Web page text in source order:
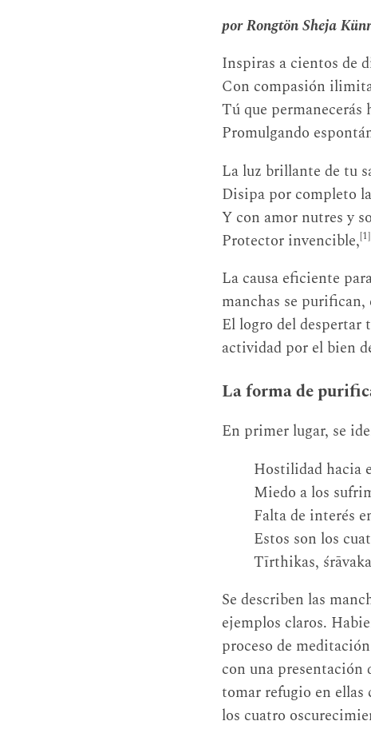
por Rongtön Sheja
Inspiras a cientos de
Con compasión
Tú que
Promulgando
La luz brillante de tu
Disipa por completo
Y con amor nutres y
Protector invencible,[1]
La causa eficiente
manchas se purifican,
El logro del despertar
actividad por el bien
La forma de
En primer lugar, se
Hostilidad hacia
Miedo a los
Falta de interés
Estos son los
Tīrthikas,
Se describen las
ejemplos claros.
proceso de
con una presentación
tomar refugio en ellas
los cuatro